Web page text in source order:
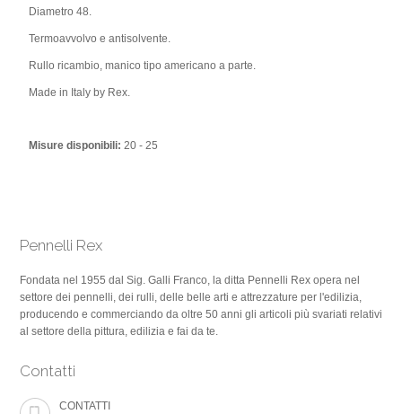
Diametro 48.
Termoavvolvo e antisolvente.
Rullo ricambio, manico tipo americano a parte.
Made in Italy by Rex.
Misure disponibili: 20 - 25
Pennelli Rex
Fondata nel 1955 dal Sig. Galli Franco, la ditta Pennelli Rex opera nel
settore dei pennelli, dei rulli, delle belle arti e attrezzature per l'edilizia,
producendo e commerciando da oltre 50 anni gli articoli più svariati relativi
al settore della pittura, edilizia e fai da te.
Contatti
CONTATTI